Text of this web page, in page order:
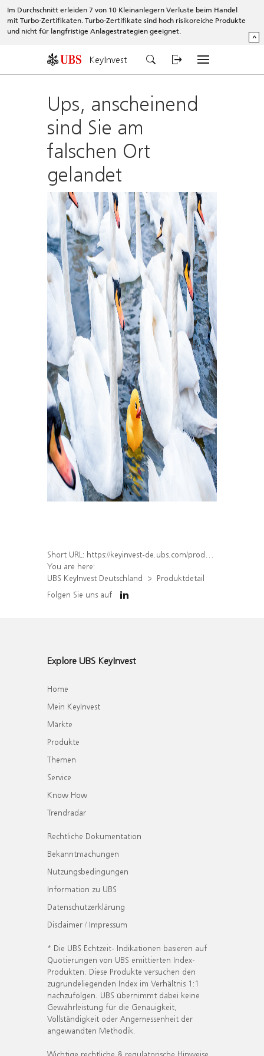
Im Durchschnitt erleiden 7 von 10 Kleinanlegern Verluste beim Handel
mit Turbo-Zertifikaten. Turbo-Zertifikate sind hoch risikoreiche Produkte
und nicht für langfristige Anlagestrategien geeignet.
^
KeyInvest
Ups, anscheinend
sind Sie am
falschen Ort
gelandet
Short URL: https://keyinvest-de.ubs.com/produkt/detail/index/isin/DE000WA5N4K9
You are here:
UBS KeyInvest Deutschland
Produktdetail
Folgen Sie uns auf
Explore UBS KeyInvest
Home
Mein KeyInvest
Märkte
Produkte
Themen
Service
Know How
Trendradar
Rechtliche Dokumentation
Bekanntmachungen
Nutzungsbedingungen
Information zu UBS
Datenschutzerklärung
Disclaimer / Impressum
* Die UBS Echtzeit- Indikationen basieren auf
Quotierungen von UBS emittierten Index-
Produkten. Diese Produkte versuchen den
zugrundeliegenden Index im Verhältnis 1:1
nachzufolgen. UBS übernimmt dabei keine
Gewährleistung für die Genauigkeit,
Vollständigkeit oder Angemessenheit der
angewandten Methodik.